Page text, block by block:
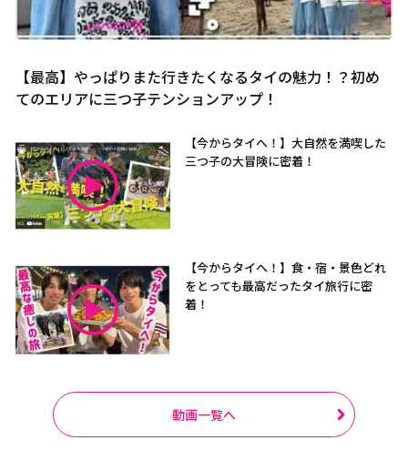
【最高】やっぱりまた行きたくなるタイの魅力！？初め
てのエリアに三つ子テンションアップ！
【今からタイへ！】大自然を満喫した
三つ子の大冒険に密着！
【今からタイへ！】食・宿・景色どれ
をとっても最高だったタイ旅行に密
着！
動画一覧へ